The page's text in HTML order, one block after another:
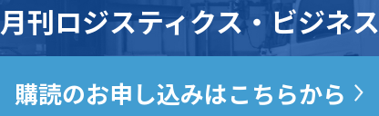
月刊ロジスティクス・ビジネス
購読のお申し込みはこちらから